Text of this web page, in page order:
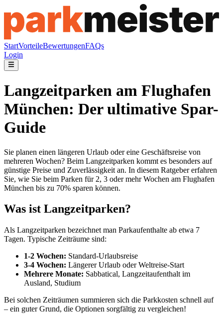
StartVorteileBewertungenFAQs
Login
Langzeitparken am Flughafen
München: Der ultimative Spar-
Guide
Sie planen einen längeren Urlaub oder eine Geschäftsreise von
mehreren Wochen? Beim Langzeitparken kommt es besonders auf
günstige Preise und Zuverlässigkeit an. In diesem Ratgeber erfahren
Sie, wie Sie beim Parken für 2, 3 oder mehr Wochen am Flughafen
München bis zu 70% sparen können.
Was ist Langzeitparken?
Als Langzeitparken bezeichnet man Parkaufenthalte ab etwa 7
Tagen. Typische Zeiträume sind:
1-2 Wochen: Standard-Urlaubsreise
3-4 Wochen: Längerer Urlaub oder Weltreise-Start
Mehrere Monate: Sabbatical, Langzeitaufenthalt im
Ausland, Studium
Bei solchen Zeiträumen summieren sich die Parkkosten schnell auf
– ein guter Grund, die Optionen sorgfältig zu vergleichen!